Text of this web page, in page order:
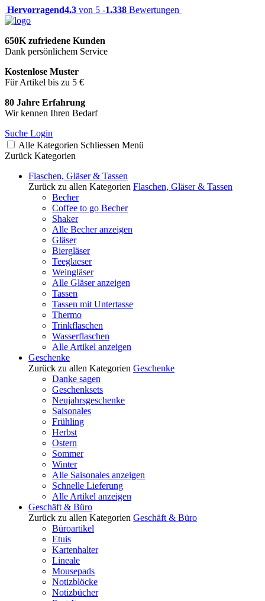
Hervorragend4.3 von 5 -1.338 Bewertungen
650K zufriedene Kunden
Dank persönlichem Service
Kostenlose Muster
Für Artikel bis zu 5 €
80 Jahre Erfahrung
Wir kennen Ihren Bedarf
Suche Login
Alle Kategorien Schliessen Menü
Zurück Kategorien
Flaschen, Gläser & Tassen
Zurück zu allen Kategorien Flaschen, Gläser & Tassen
Becher
Coffee to go Becher
Shaker
Alle Becher anzeigen
Gläser
Biergläser
Teeglaeser
Weingläser
Alle Gläser anzeigen
Tassen
Tassen mit Untertasse
Thermo
Trinkflaschen
Wasserflaschen
Alle Artikel anzeigen
Geschenke
Zurück zu allen Kategorien Geschenke
Danke sagen
Geschenksets
Neujahrsgeschenke
Saisonales
Frühling
Herbst
Ostern
Sommer
Winter
Alle Saisonales anzeigen
Schnelle Lieferung
Alle Artikel anzeigen
Geschäft & Büro
Zurück zu allen Kategorien Geschäft & Büro
Büroartikel
Etuis
Kartenhalter
Lineale
Mousepads
Notizblöcke
Notizbücher